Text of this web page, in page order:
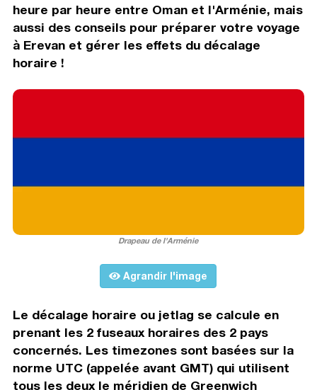
heure par heure entre Oman et l'Arménie, mais
aussi des conseils pour préparer votre voyage
à Erevan et gérer les effets du décalage
horaire !
Drapeau de l'Arménie
Agrandir l'image
Le décalage horaire ou jetlag se calcule en
prenant les 2 fuseaux horaires des 2 pays
concernés. Les timezones sont basées sur la
norme UTC (appelée avant GMT) qui utilisent
tous les deux le méridien de Greenwich